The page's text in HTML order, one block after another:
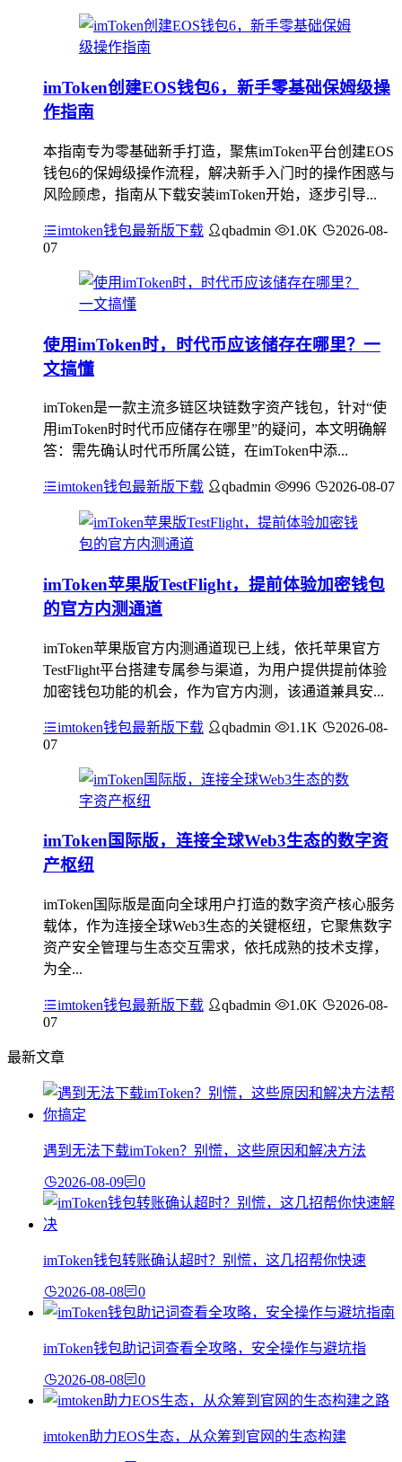
imToken创建EOS钱包6，新手零基础保姆级操
作指南
本指南专为零基础新手打造，聚焦imToken平台创建EOS
钱包6的保姆级操作流程，解决新手入门时的操作困惑与
风险顾虑，指南从下载安装imToken开始，逐步引导...
imtoken钱包最新版下载 qbadmin 1.0K
2026-08-
07
使用imToken时，时代币应该储存在哪里？一
文搞懂
imToken是一款主流多链区块链数字资产钱包，针对“使
用imToken时时代币应储存在哪里”的疑问，本文明确解
答：需先确认时代币所属公链，在imToken中添...
imtoken钱包最新版下载 qbadmin 996 2026-08-07
imToken苹果版TestFlight，提前体验加密钱包
的官方内测通道
imToken苹果版官方内测通道现已上线，依托苹果官方
TestFlight平台搭建专属参与渠道，为用户提供提前体验
加密钱包功能的机会，作为官方内测，该通道兼具安...
imtoken钱包最新版下载 qbadmin 1.1K
2026-08-
07
imToken国际版，连接全球Web3生态的数字资
产枢纽
imToken国际版是面向全球用户打造的数字资产核心服务
载体，作为连接全球Web3生态的关键枢纽，它聚焦数字
资产安全管理与生态交互需求，依托成熟的技术支撑，
为全...
imtoken钱包最新版下载 qbadmin 1.0K
2026-08-
07
最新文章
遇到无法下载imToken？别慌，这些原因和解决方法
2026-08-09 0
imToken钱包转账确认超时？别慌，这几招帮你快速
2026-08-08 0
imToken钱包助记词查看全攻略，安全操作与避坑指
2026-08-08 0
imtoken助力EOS生态，从众筹到官网的生态构建